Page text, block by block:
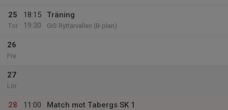
25
Tor
18:15
19:30
Träning
GIS Ryttarvallen (B-plan)
26
Fre
27
Lör
28
11:00
Match mot Tabergs SK 1